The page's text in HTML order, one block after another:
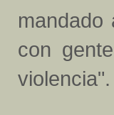
mandado
con
violencia".